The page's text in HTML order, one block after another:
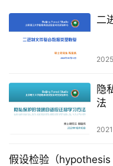
二
隐
法
假设检验（hypothesis